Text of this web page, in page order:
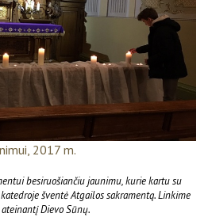
2017 m.
besiruošiančiu jaunimu, kurie kartu su
šventė Atgailos sakramentą. Linkime
Dievo Sūnų.